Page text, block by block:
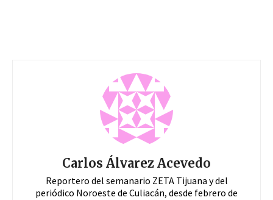
Carlos Álvarez Acevedo
Reportero del semanario ZETA Tijuana y del
periódico Noroeste de Culiacán, desde febrero de